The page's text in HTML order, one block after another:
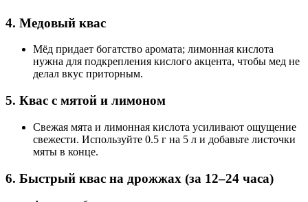
4. Медовый квас
Мёд придает богатство аромата; лимонная кислота
нужна для подкрепления кислого акцента, чтобы мед не
делал вкус приторным.
5. Квас с мятой и лимоном
Свежая мята и лимонная кислота усиливают ощущение
свежести. Используйте 0.5 г на 5 л и добавьте листочки
мяты в конце.
6. Быстрый квас на дрожжах (за 12–24 часа)